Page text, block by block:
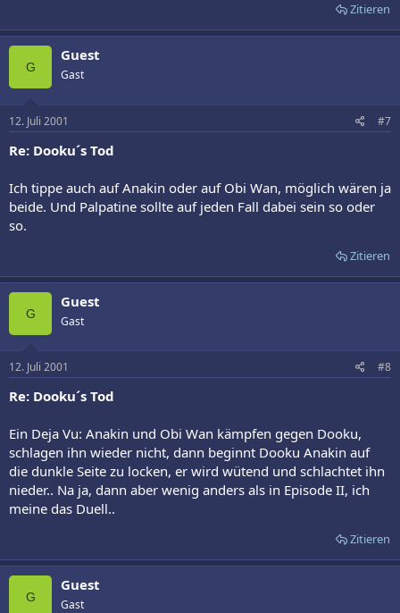
Zitieren
G
Guest
Gast
12. Juli 2001 #7
Re: Dooku´s Tod
Ich tippe auch auf Anakin oder auf Obi Wan, möglich wären ja
beide. Und Palpatine sollte auf jeden Fall dabei sein so oder
so.
Zitieren
G
Guest
Gast
12. Juli 2001 #8
Re: Dooku´s Tod
Ein Deja Vu: Anakin und Obi Wan kämpfen gegen Dooku,
schlagen ihn wieder nicht, dann beginnt Dooku Anakin auf
die dunkle Seite zu locken, er wird wütend und schlachtet ihn
nieder.. Na ja, dann aber wenig anders als in Episode II, ich
meine das Duell..
Zitieren
G
Guest
Gast